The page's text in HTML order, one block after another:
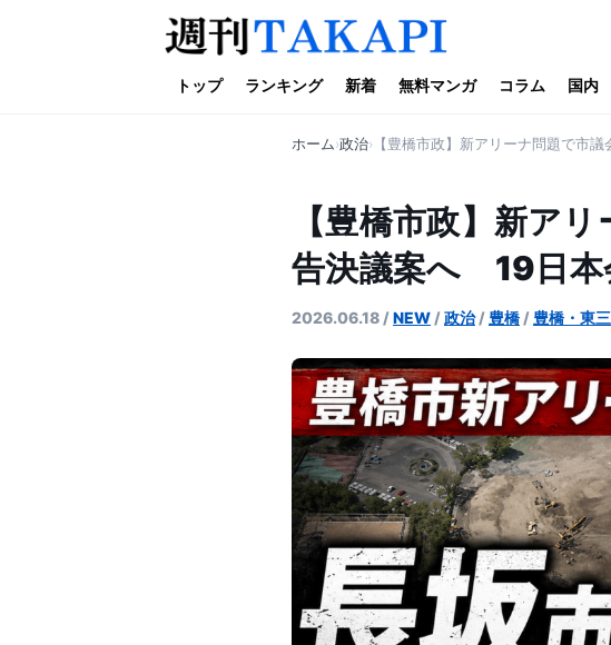
トップ ランキング 新着 無料マンガ コラム 国内
ホーム 政治 【豊橋市政】新アリーナ問題で市
【豊橋市政】新ア
告決議案へ 19日本
2026.06.18 /NEW /政治/ 豊橋 / 豊橋・東